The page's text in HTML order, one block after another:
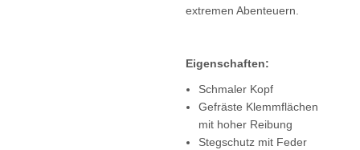
extremen Abenteuern.
Eigenschaften:
Schmaler Kopf
Gefräste Klemmflächen
mit hoher Reibung
Stegschutz mit Feder